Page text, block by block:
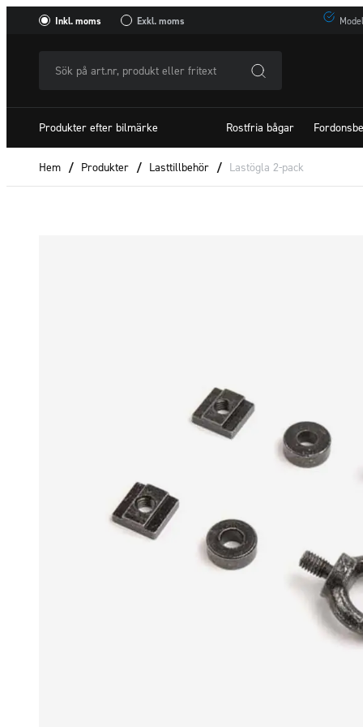
Inkl. moms Exkl. moms
art.nr,
produkt
eller
fritextSök
Produkter efter bilmärke Rostfria bågar
Hem / Produkter / Lasttillbehör / Lastögla 2-pack